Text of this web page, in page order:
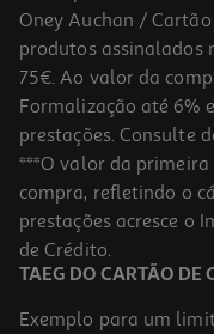
Portátil Hp 15-Fd0074np
Iris X Graphics)
699.99 €/un
699,99 €
Oney Auchan /
produtos assinalados
75€. Ao valor da
Formalização até 6%
prestações. Consulte
***O valor da primeira
compra, refletindo o
prestações acresce o
de Crédito.
TAEG DO CARTÃO DE
Exemplo para um